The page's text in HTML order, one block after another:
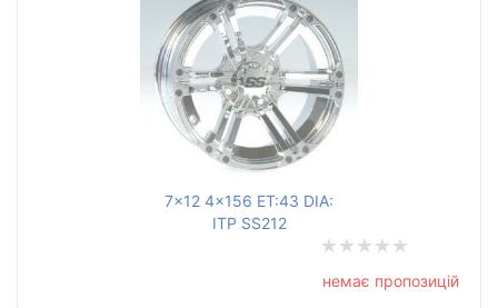
7x12 4x156 ET:43 DIA:
ITP SS212
немає пропозицій
до
до